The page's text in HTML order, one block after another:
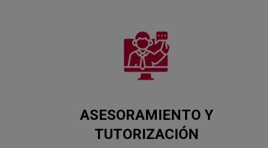
ASESORAMIENTO Y
TUTORIZACIÓN